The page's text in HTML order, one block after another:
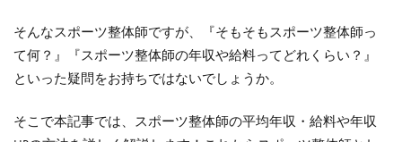
そんなスポーツ整体師ですが、『そもそもスポーツ整体師っ
て何？』『スポーツ整体師の年収や給料ってどれくらい？』
といった疑問をお持ちではないでしょうか。
そこで本記事では、スポーツ整体師の平均年収・給料や年収